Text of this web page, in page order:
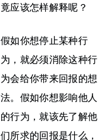
竟应该怎样解释呢？
假如你想停止某种行
为，就必须消除这种行
为会给你带来回报的想
法。假如你想影响他人
的行为，就该先了解他
们所求的回报是什么，